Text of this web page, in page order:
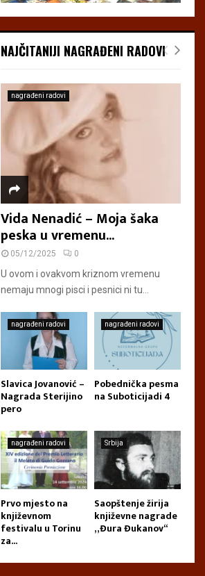
NAJČITANIJI NAGRAĐENI RADOVI
nagrađeni radovi
Vida Nenadić – Moja šaka
peska u vremenu...
05/12/2025 0
U ovom i ovakvom kriznom vremenu
nemaju mnogi pisci i pesnici ni tu...
nagrađeni radovi
Slavica Jovanović –
Nagrada Sterijino
pero
nagrađeni radovi
Pobednička pesma
na Suboticijadi 4
nagrađeni radovi
Prvo mjesto na
književnom
festivalu u Torinu
za...
Srbija
Saopštenje žirija
književne nagrade
„Đura Đukanov“